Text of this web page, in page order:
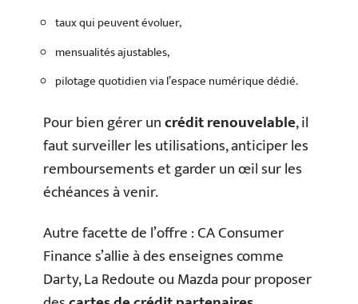
taux qui peuvent évoluer,
mensualités ajustables,
pilotage quotidien via l’espace numérique dédié.
Pour bien gérer uncrédit renouvelable, il
faut surveiller les utilisations, anticiper les
remboursements et garder un œil sur les
échéances à venir.
Autre facette de l’offre : CA Consumer
Finance s’allie à des enseignes comme
Darty, La Redoute ou Mazda pour proposer